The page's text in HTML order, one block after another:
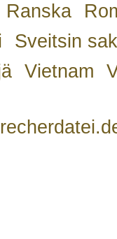
Ranska
Sveitsin
Vietnam